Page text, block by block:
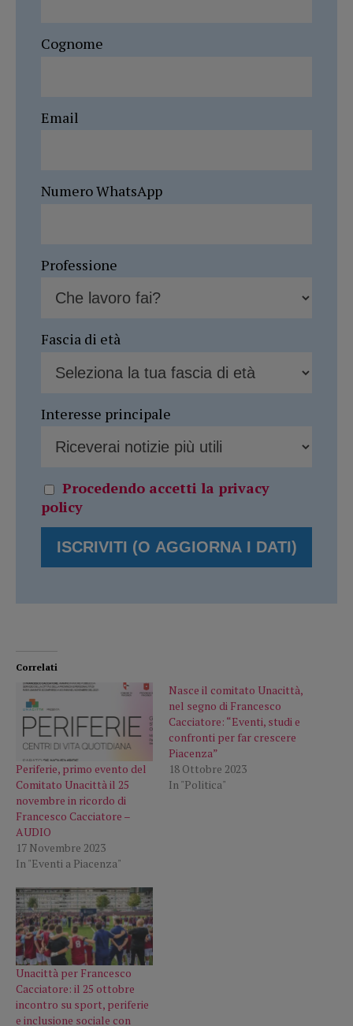
Cognome
Email
Numero WhatsApp
Professione
Fascia di età
Interesse principale
Procedendo accetti la privacy
policy
Correlati
Periferie, primo evento del
Comitato Unacittà il 25
novembre in ricordo di
Francesco Cacciatore –
AUDIO
17 Novembre 2023
In "Eventi a Piacenza"
Nasce il comitato Unacittà,
nel segno di Francesco
Cacciatore: “Eventi, studi e
confronti per far crescere
Piacenza”
18 Ottobre 2023
In "Politica"
Unacittà per Francesco
Cacciatore: il 25 ottobre
incontro su sport, periferie
e inclusione sociale con